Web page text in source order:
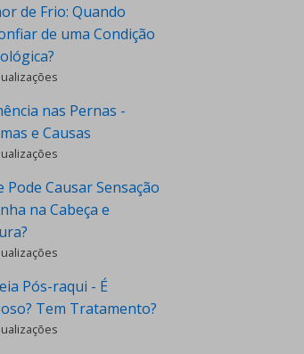
de Frio: Quando
de uma Condição
nas Pernas -
e Causas
Pode Causar Sensação
na Cabeça e
Pós-raqui - É
Tem Tratamento?